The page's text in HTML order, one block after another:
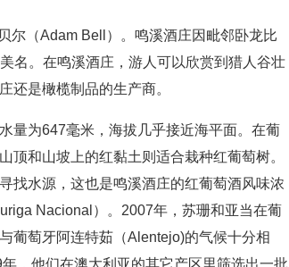
尔（Adam Bell）。鸣溪酒庄因毗邻卧龙比
名。在鸣溪酒庄，游人可以欣赏到猎人谷壮
还是橄榄制品的生产商。
量为647毫米，海拔几乎接近海平面。在葡
和山坡上的红黏土则适合栽种红葡萄树。
找水源，这也是鸣溪酒庄的红葡萄酒风味浓
Nacional）。2007年，苏珊和亚当在葡
葡萄牙阿连特茹（Alentejo)的气候十分相
，他们在澳大利亚的其它产区里筛选出一批